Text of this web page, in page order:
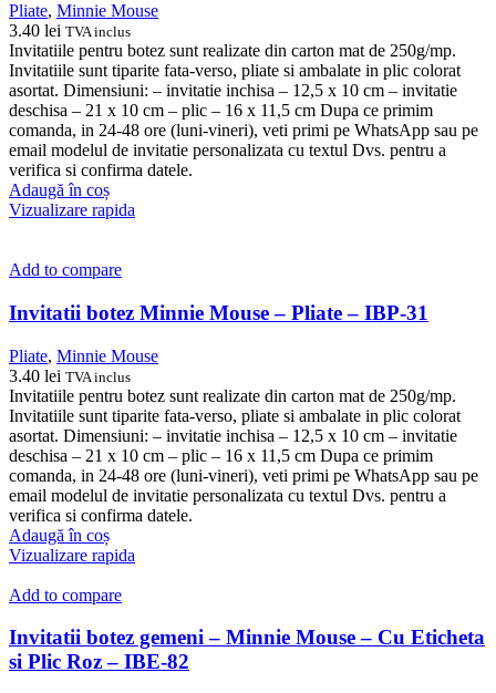
Pliate, Minnie Mouse
3.40 lei TVA inclus
Invitatiile pentru botez sunt realizate din carton mat de 250g/mp.
Invitatiile sunt tiparite fata-verso, pliate si ambalate in plic colorat
asortat. Dimensiuni: – invitatie inchisa – 12,5 x 10 cm – invitatie
deschisa – 21 x 10 cm – plic – 16 x 11,5 cm Dupa ce primim
comanda, in 24-48 ore (luni-vineri), veti primi pe WhatsApp sau pe
email modelul de invitatie personalizata cu textul Dvs. pentru a
verifica si confirma datele.
Adaugă în coș
Vizualizare rapida
Add to compare
Invitatii botez Minnie Mouse – Pliate – IBP-31
Pliate, Minnie Mouse
3.40 lei TVA inclus
Invitatiile pentru botez sunt realizate din carton mat de 250g/mp.
Invitatiile sunt tiparite fata-verso, pliate si ambalate in plic colorat
asortat. Dimensiuni: – invitatie inchisa – 12,5 x 10 cm – invitatie
deschisa – 21 x 10 cm – plic – 16 x 11,5 cm Dupa ce primim
comanda, in 24-48 ore (luni-vineri), veti primi pe WhatsApp sau pe
email modelul de invitatie personalizata cu textul Dvs. pentru a
verifica si confirma datele.
Adaugă în coș
Vizualizare rapida
Add to compare
Invitatii botez gemeni – Minnie Mouse – Cu Eticheta
si Plic Roz – IBE-82